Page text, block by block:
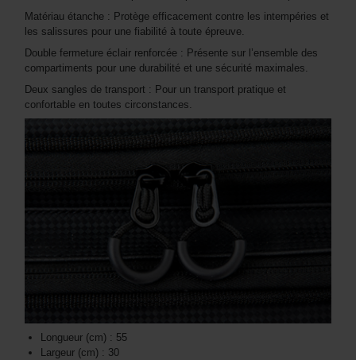
Matériau étanche : Protège efficacement contre les intempéries et
les salissures pour une fiabilité à toute épreuve.
Double fermeture éclair renforcée : Présente sur l’ensemble des
compartiments pour une durabilité et une sécurité maximales.
Deux sangles de transport : Pour un transport pratique et
confortable en toutes circonstances.
Longueur (cm) : 55
Largeur (cm) : 30